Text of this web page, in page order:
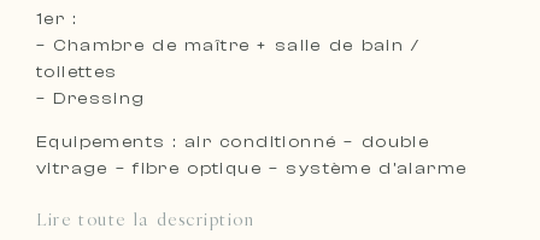
1er :
– Chambre de maître + salle de bain /
toilettes
– Dressing
Equipements : air conditionné – double
vitrage – fibre optique – système d’alarme
Lire toute la description